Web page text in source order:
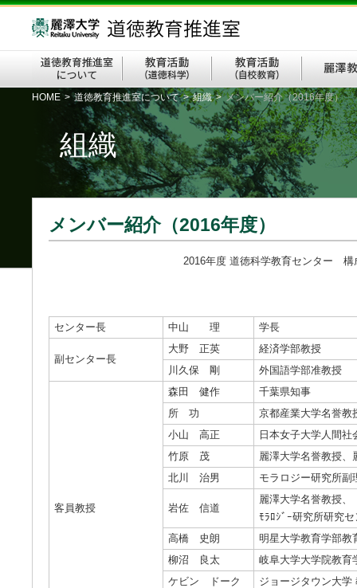
HOME > 道徳教育推進室について > 組織 > メンバー紹介（2016年度）
組織
メンバー紹介（2016年度）
2016年度 道徳科学教育センター 構
センター長 中山 理 学長
副センター長
大野 正英
経済学部教授
川久保 剛
外国語学部准教授
客員教授
森田 健作
千葉県知事
所 功
京都産業大学名誉教
小山 高正
日本女子大学人間社
竹原 茂
麗澤大学名誉教授、
北川 治男
モラロジー研究所副
岩佐 信道
麗澤大学名誉教授、
ﾓﾗﾛｼﾞｰ研究所研究
高橋 史朗
明星大学教育学部教
柳沼 良太
岐阜大学大学院教育
ケビン ドーク
ジョージタウン大学